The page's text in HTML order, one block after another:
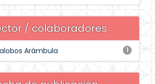
/ colaboradores
1
Arámbula